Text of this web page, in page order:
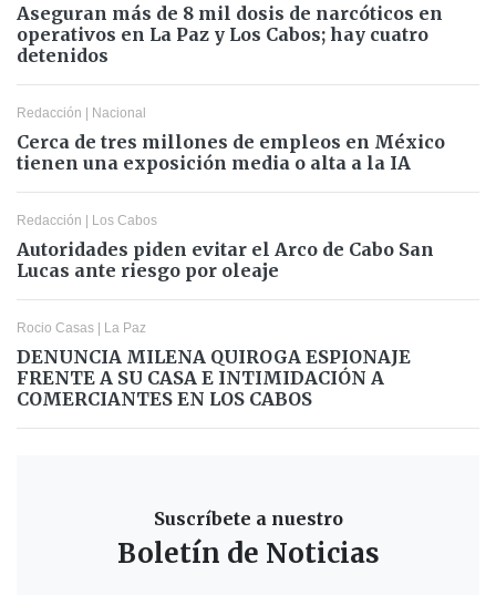
Aseguran más de 8 mil dosis de narcóticos en
operativos en La Paz y Los Cabos; hay cuatro
detenidos
Redacción | Nacional
Cerca de tres millones de empleos en México
tienen una exposición media o alta a la IA
Redacción | Los Cabos
Autoridades piden evitar el Arco de Cabo San
Lucas ante riesgo por oleaje
Rocio Casas | La Paz
DENUNCIA MILENA QUIROGA ESPIONAJE
FRENTE A SU CASA E INTIMIDACIÓN A
COMERCIANTES EN LOS CABOS
Suscríbete a nuestro
Boletín de Noticias